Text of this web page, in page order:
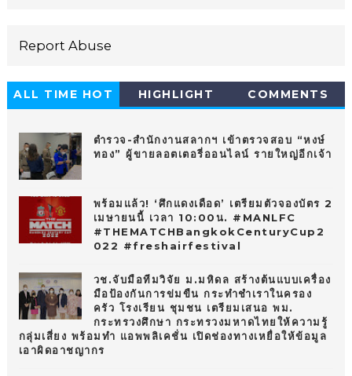
Report Abuse
ALL TIME HOT
HIGHLIGHT COMMENTS
ตำรวจ-สำนักงานสลากฯ เข้าตรวจสอบ “หงษ์
ทอง” ผู้ขายลอตเตอรี่ออนไลน์ รายใหญ่อีกเจ้า
พร้อมแล้ว! ‘ศึกแดงเดือด’ เตรียมตัวจองบัตร 2
เมษายนนี้ เวลา 10:00น. #MANLFC
#THEMATCHBangkokCenturyCup2
022 #freshairfestival
วช.จับมือทีมวิจัย ม.มหิดล สร้างต้นแบบเครื่อง
มือป้องกันการข่มขืน กระทำชำเราในครอง
ครัว โรงเรียน ชุมชน เตรียมเสนอ พม.
กระทรวงศึกษา กระทรวงมหาดไทยให้ความรู้
กลุ่มเสี่ยง พร้อมทำ แอพพลิเคชั่น เปิดช่องทางเหยื่อให้ข้อมูล
เอาผิดอาชญากร